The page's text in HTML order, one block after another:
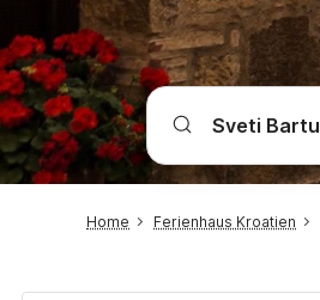
Home Ferienhaus Kroatien